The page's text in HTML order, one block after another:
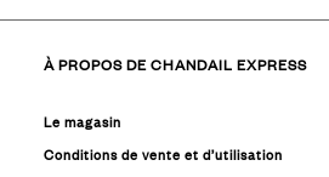
À PROPOS DE CHANDAIL EXPRESS
Le magasin
Conditions de vente et d’utilisation